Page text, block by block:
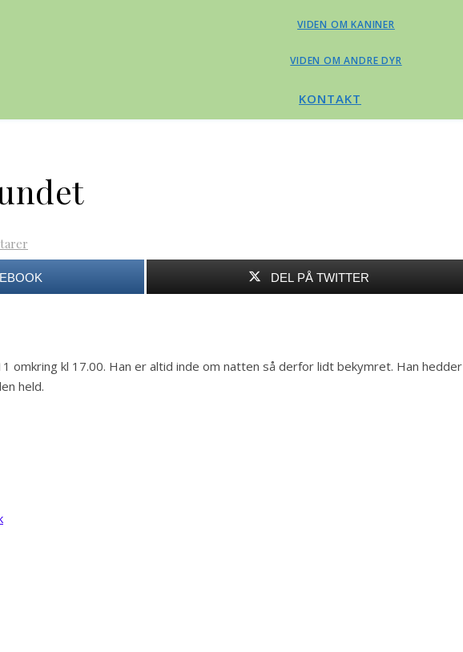
VIDEN OM KANINER
VIDEN OM ANDRE DYR
KONTAKT
DEL PÅ TWITTER
omkring kl 17.00. Han er altid inde om natten så derfor lidt bekymret. Han hedder
held.